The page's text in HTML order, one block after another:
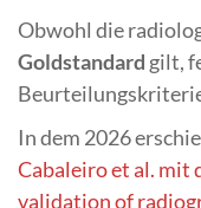
Obwohl die
Goldstandard gilt,
In dem 2026
Cabaleiro et al. mit
validation of